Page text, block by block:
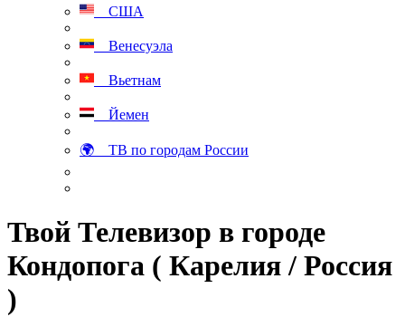
США
Венесуэла
Вьетнам
Йемен
🌍 ТВ по городам России
Твой Телевизор в городе
Кондопога ( Карелия / Россия
)